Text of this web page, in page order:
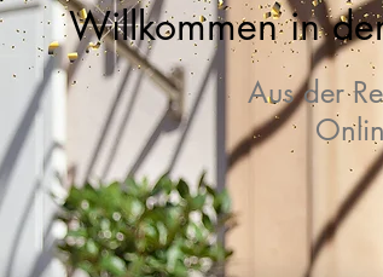
Willkommen in
Aus der